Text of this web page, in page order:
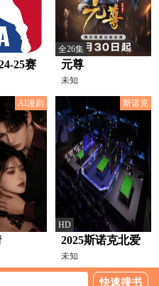
25赛
联赛
金
全26集
元尊
未知
AI漫剧 斯诺克
HD
2025斯诺克北爱
尔兰公开赛64进
32 马修·塞尔特2-
未知